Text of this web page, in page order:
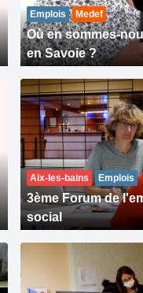
Emplois Medef
Où en sommes-
en Savoie ?
Aix-les-bains Emplois
3ème Forum de
social